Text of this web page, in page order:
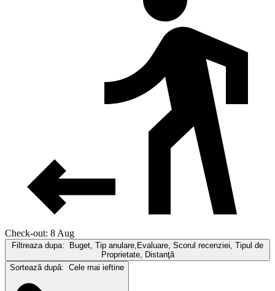
Check-out: 8 Aug
Filtreaza dupa:
Buget, Tip anulare,Evaluare, Scorul recenziei, Tipul de
Proprietate, Distanţă
Sortează după: Cele mai ieftine